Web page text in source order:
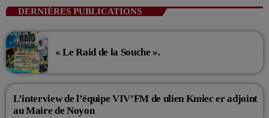
DERNIÈRES PUBLICATIONS
« Le Raid de la Souche ».
L’interview de l’équipe VIV’FM de ulien Kmiec er adjoint
au Maire de Noyon